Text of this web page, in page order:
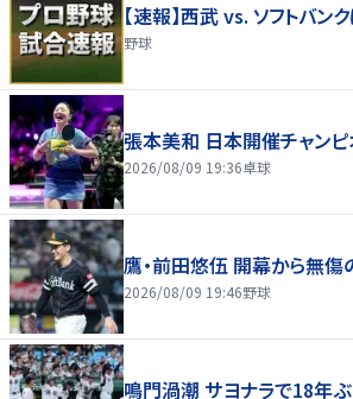
【速報】西武 vs. ソフトバン
野球
張本美和 日本開催チャン
2026/08/09 19:36卓球
鷹・前田悠伍 開幕から無傷
2026/08/09 19:46野球
鳴門渦潮 サヨナラで18年